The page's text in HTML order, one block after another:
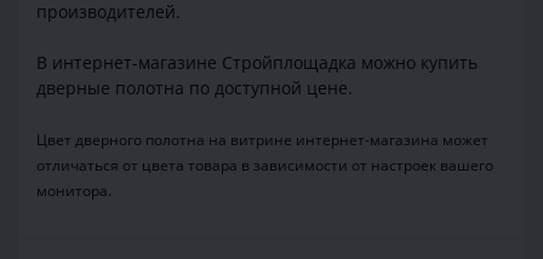
производителей.
В интернет-магазине Стройплощадка можно купить
дверные полотна по доступной цене.
Цвет дверного полотна на витрине интернет-магазина может
отличаться от цвета товара в зависимости от настроек вашего
монитора.